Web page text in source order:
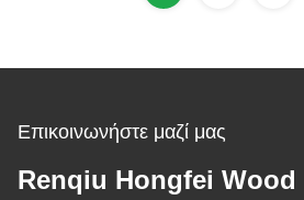
Επικοινωνήστε μαζί μας
Renqiu Hongfei